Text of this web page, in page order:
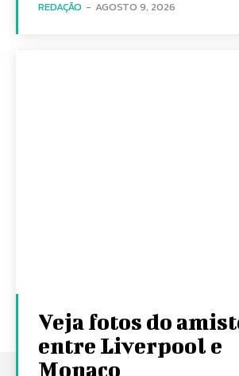
REDAÇÃO - AGOSTO 9, 2026
Veja fotos do
entre Liverpool e
Monaco